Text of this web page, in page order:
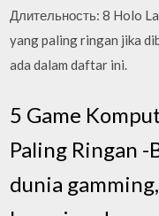
Длительность: 8 Holo
yang paling ringan jika
ada dalam daftar ini.
5 Game
Paling Ringan
dunia